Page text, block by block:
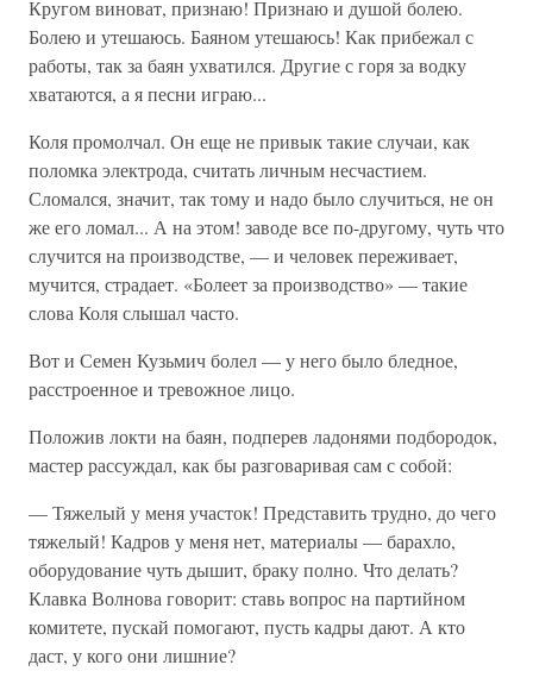
Кругом виноват, признаю! Признаю и душой болею.
Болею и утешаюсь. Баяном утешаюсь! Как прибежал с
работы, так за баян ухватился. Другие с горя за водку
хватаются, а я песни играю...
Коля промолчал. Он еще не привык такие случаи, как
поломка электрода, считать личным несчастием.
Сломался, значит, так тому и надо было случиться, не он
же его ломал... А на этом! заводе все по-другому, чуть что
случится на производстве, — и человек переживает,
мучится, страдает. «Болеет за производство» — такие
слова Коля слышал часто.
Вот и Семен Кузьмич болел — у него было бледное,
расстроенное и тревожное лицо.
Положив локти на баян, подперев ладонями подбородок,
мастер рассуждал, как бы разговаривая сам с собой:
— Тяжелый у меня участок! Представить трудно, до чего
тяжелый! Кадров у меня нет, материалы — барахло,
оборудование чуть дышит, браку полно. Что делать?
Клавка Волнова говорит: ставь вопрос на партийном
комитете, пускай помогают, пусть кадры дают. А кто
даст, у кого они лишние?